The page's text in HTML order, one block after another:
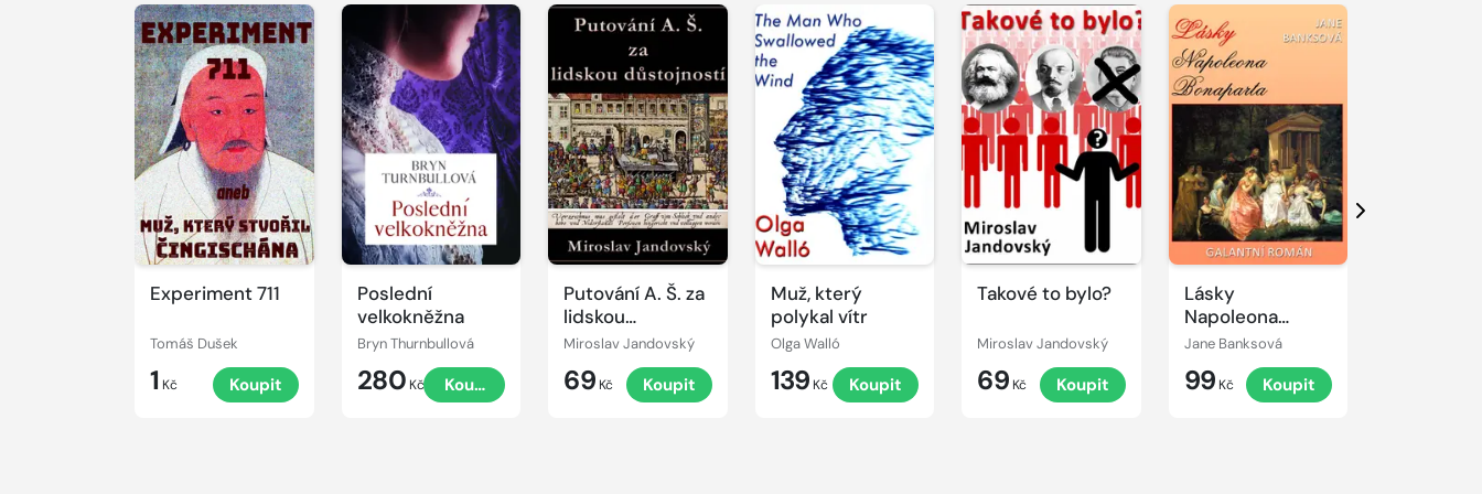
Experiment 711
Tomáš Dušek
1 Kč Koupit
Poslední
velkokněžna
Bryn Thurnbullová
280 Kč Koupit
Putování A. Š. za
lidskou
důstojností
Miroslav Jandovský
69 Kč Koupit
Muž, který
polykal vítr
Olga Walló
139 Kč Koupit
Takové to bylo?
Miroslav Jandovský
69 Kč Koupit
Lásky
Napoleona
Bonaparta
Jane Banksová
99 Kč Koupit
Další